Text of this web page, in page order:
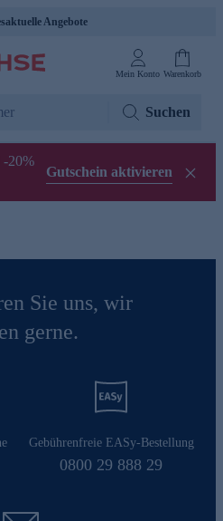
Angebote
Mein Konto Warenkorb
Suchen
-20%
Gutschein aktivieren
Sie uns, wir
gerne.
Gebührenfreie EASy-Bestellung
0800 29 888 29